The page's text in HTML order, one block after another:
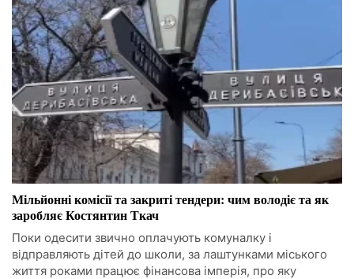
Мільйонні комісії та закриті тендери: чим володіє та як
заробляє Костянтин Ткач
Поки одесити звично оплачують комуналку і
відправляють дітей до школи, за лаштунками міського
життя роками працює фінансова імперія, про яку